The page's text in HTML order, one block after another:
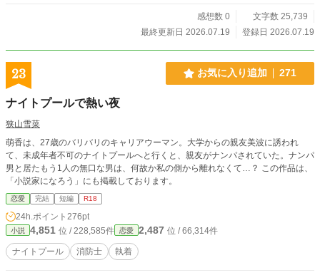
感想数 0
文字数 25,739
最終更新日 2026.07.19
登録日 2026.07.19
23 お気に入り追加 271
ナイトプールで熱い夜
狭山雪菜
萌香は、27歳のバリバリのキャリアウーマン。大学からの親友美波に誘われ
て、未成年者不可のナイトプールへと行くと、親友がナンパされていた。ナンパ
男と居たもう1人の無口な男は、何故か私の側から離れなくて…？ この作品は、
「小説家になろう」にも掲載しております。
恋愛 完結 短編 R18
24h.ポイント 276pt
小説 4,851 位 / 228,585件 恋愛 2,487 位 / 66,314件
ナイトプール 消防士 執着